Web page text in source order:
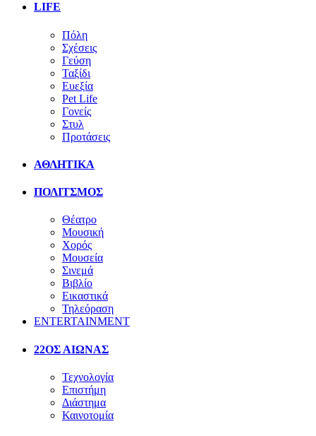
LIFE
Πόλη
Σχέσεις
Γεύση
Ταξίδι
Ευεξία
Pet Life
Γονείς
Στυλ
Προτάσεις
ΑΘΛΗΤΙΚΑ
ΠΟΛΙΤΣΜΟΣ
Θέατρο
Μουσική
Χορός
Μουσεία
Σινεμά
Βιβλίο
Εικαστικά
Τηλεόραση
ENTERTAINMENT
22ΟΣ ΑΙΩΝΑΣ
Τεχνολογία
Επιστήμη
Διάστημα
Καινοτομία